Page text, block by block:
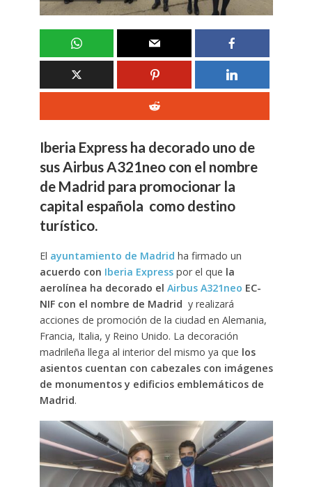
Iberia Express ha decorado uno de
sus Airbus A321neo con el nombre
de Madrid para promocionar la
capital española como destino
turístico.
El ayuntamiento de Madrid ha firmado un
acuerdo con Iberia Expresspor el que la
aerolínea ha decorado el Airbus A321neo EC-
NIF con el nombre de Madrid y realizará
acciones de promoción de la ciudad en Alemania,
Francia, Italia, y Reino Unido. La decoración
madrileña llega al interior del mismo ya que los
asientos cuentan con cabezales con imágenes
de monumentos y edificios emblemáticos de
Madrid.